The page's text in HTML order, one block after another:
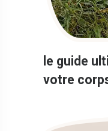
le guide
votre